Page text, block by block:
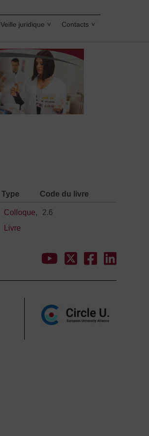
Veille juridique Contacts
Type Code du livre
Colloque,
Livre
2.6